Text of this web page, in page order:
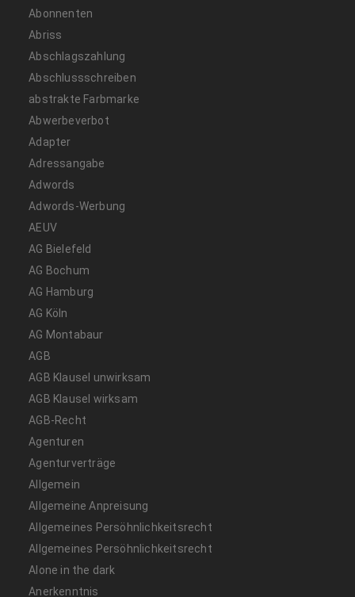
Abonnenten
Abriss
Abschlagszahlung
Abschlussschreiben
abstrakte Farbmarke
Abwerbeverbot
Adapter
Adressangabe
Adwords
Adwords-Werbung
AEUV
AG Bielefeld
AG Bochum
AG Hamburg
AG Köln
AG Montabaur
AGB
AGB Klausel unwirksam
AGB Klausel wirksam
AGB-Recht
Agenturen
Agenturverträge
Allgemein
Allgemeine Anpreisung
Allgemeines Persöhnlichkeitsrecht
Allgemeines Persöhnlichkeitsrecht
Alone in the dark
Anerkenntnis